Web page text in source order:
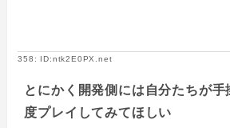
358: ID:ntk2E0PX.net
とにかく開発側には自分たちが
度プレイしてみてほしい